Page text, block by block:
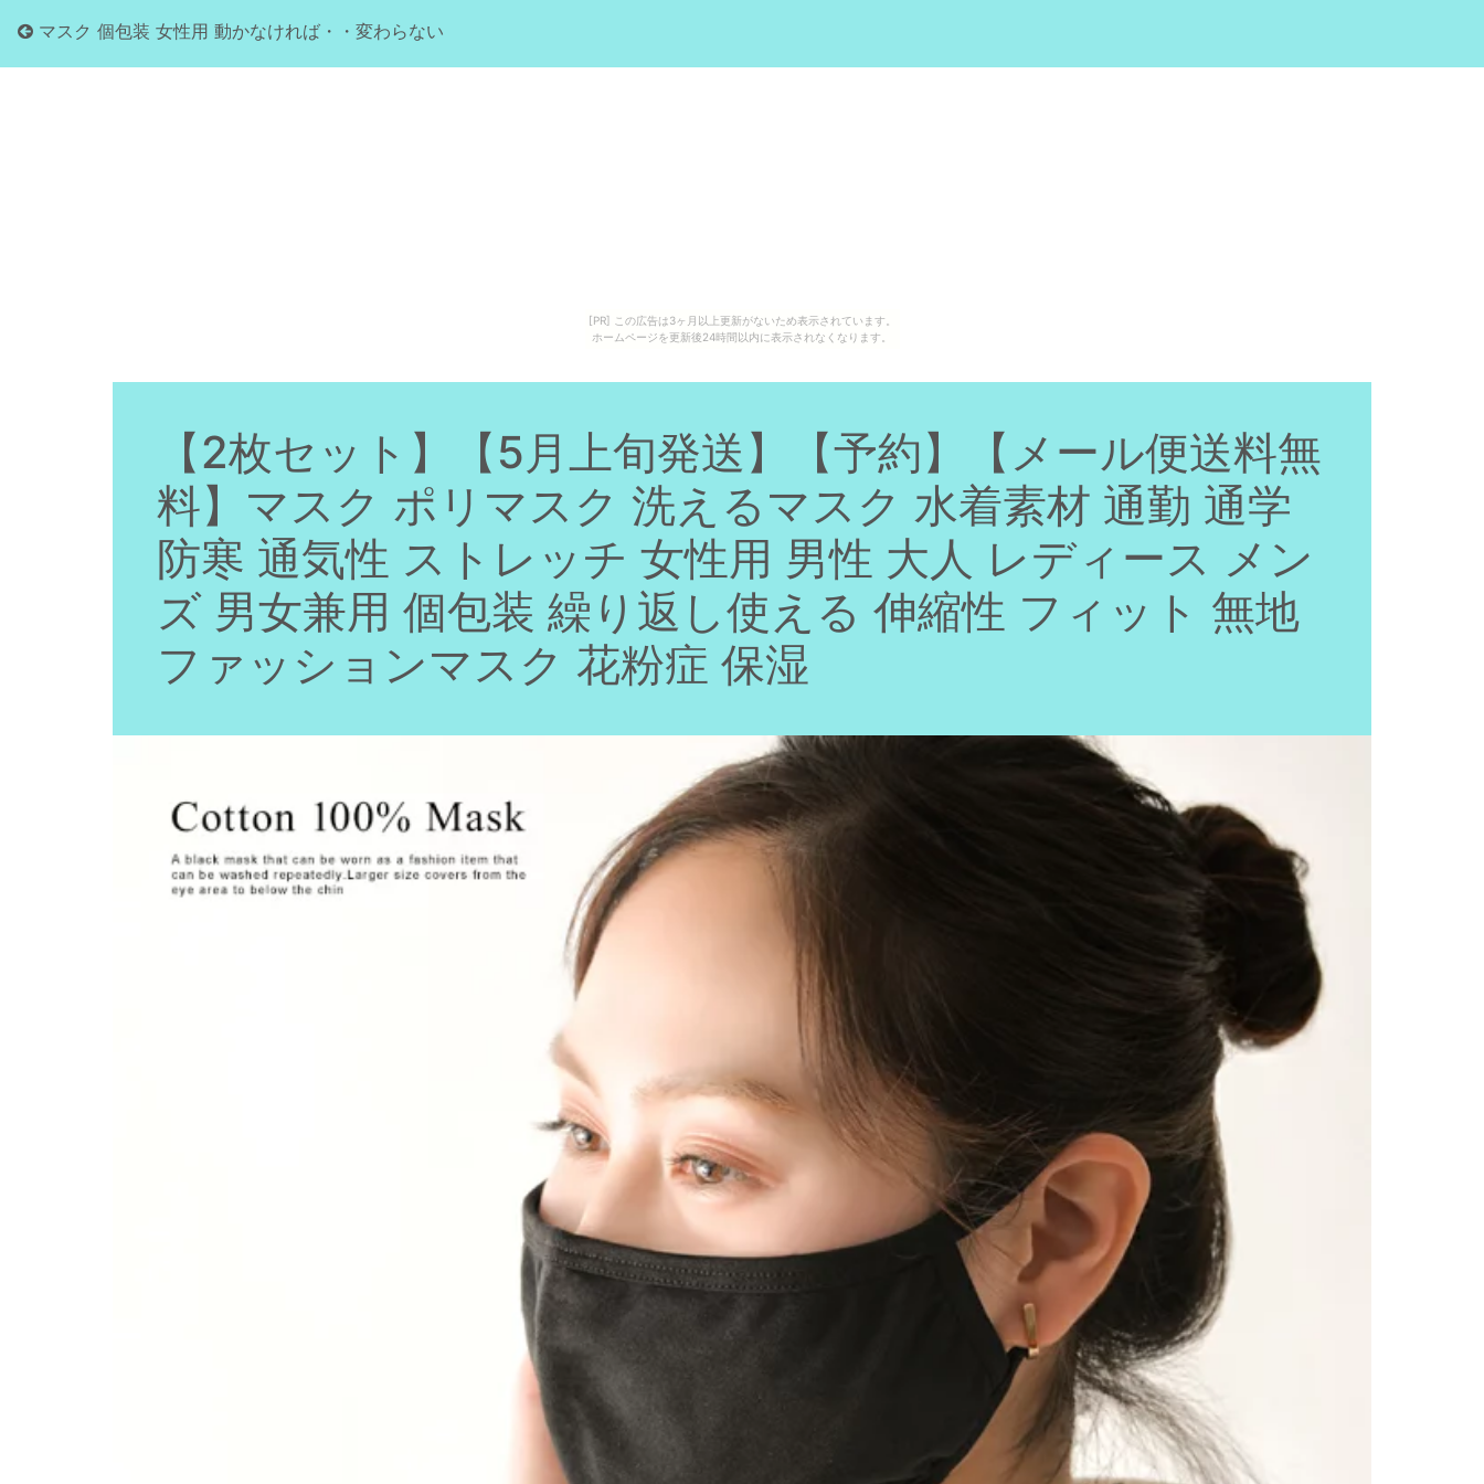
[PR] この広告は3ヶ月以上更新がないため表示されています。
ホームページを更新後24時間以内に表示されなくなります。
マスク 個包装 女性用 動かなければ・・変わらない
【2枚セット】【5月上旬発送】【予約】【メール便送料無
料】マスク ポリマスク 洗えるマスク 水着素材 通勤 通学
防寒 通気性 ストレッチ 女性用 男性 大人 レディース メン
ズ 男女兼用 個包装 繰り返し使える 伸縮性 フィット 無地
ファッションマスク 花粉症 保湿